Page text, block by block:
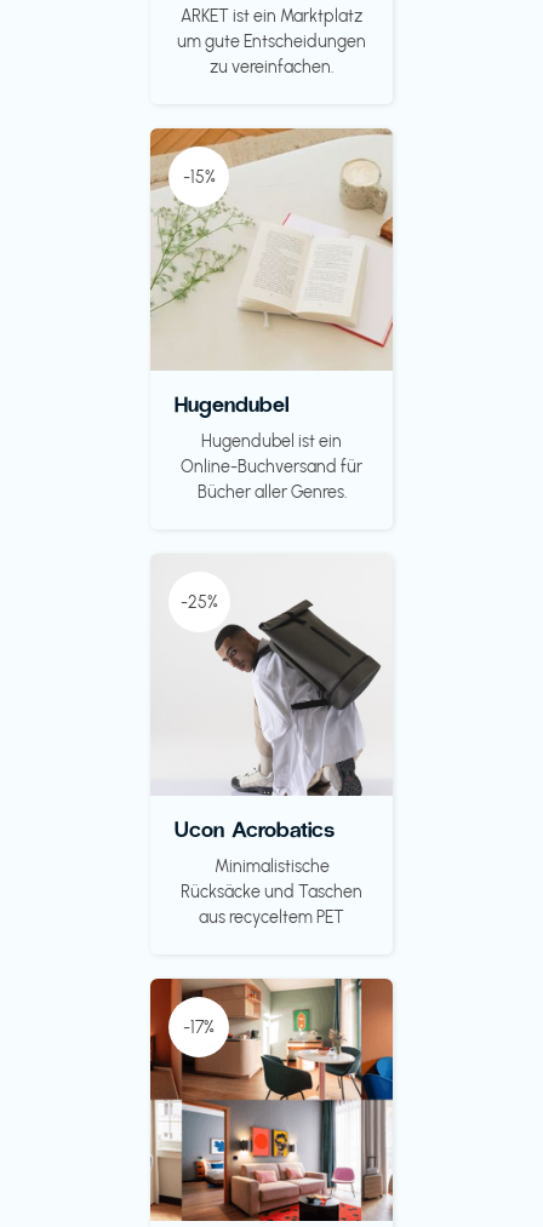
ARKET ist ein Marktplatz
um gute Entscheidungen
zu vereinfachen.
-15%
Hugendubel
Hugendubel ist ein
Online-Buchversand für
Bücher aller Genres.
-25%
Ucon Acrobatics
Minimalistische
Rücksäcke und Taschen
aus recyceltem PET
-17%